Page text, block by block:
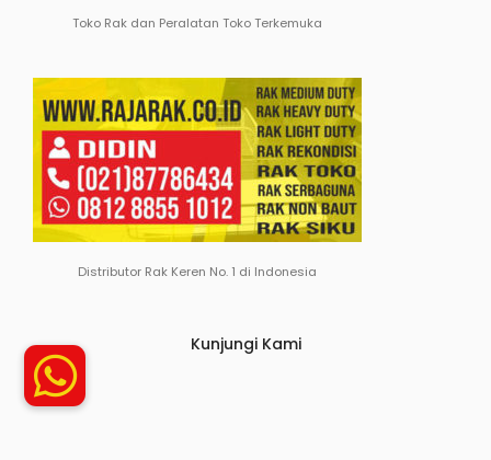
Toko Rak dan Peralatan Toko Terkemuka
Distributor Rak Keren No. 1 di Indonesia
Kunjungi Kami